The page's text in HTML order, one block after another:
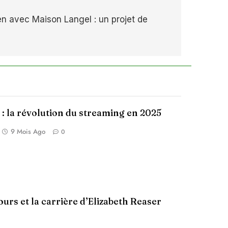
avec Maison Langel : un projet de
la révolution du streaming en 2025
9 Mois Ago 0
et la carrière d’Elizabeth Reaser